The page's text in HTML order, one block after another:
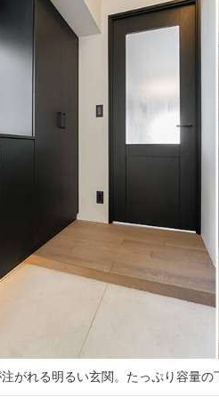
がれる明るい玄関。たっぷり容量の